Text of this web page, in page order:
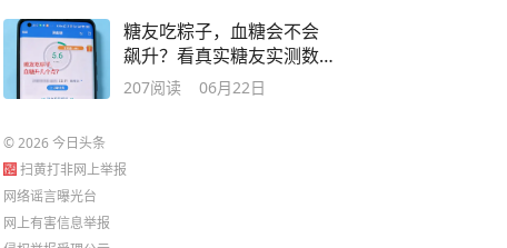
糖友吃粽子，血糖会不会
飙升？看真实糖友实测数
据
207阅读 06月22日
©2026今日头条
扫黄打非网上举报
网络谣言曝光台
网上有害信息举报